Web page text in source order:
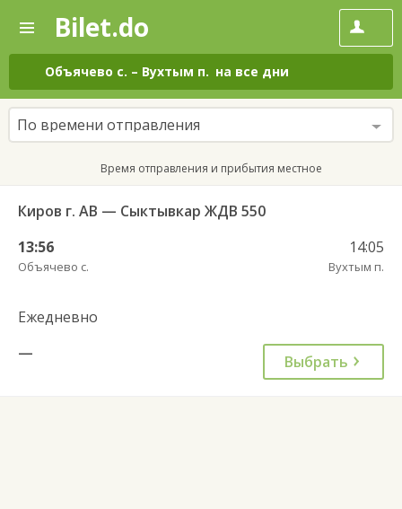
—
Поиск
и
покупка
билетов
на
автобус
онлайн
Bilet.do
Объячево с. – Вухтым п. на все дни
По времени отправления
Время отправления и прибытия местное
Киров г. АВ — Сыктывкар ЖДВ 550
13:56
Объячево с.
14:05
Вухтым п.
Ежедневно
—
Выбрать